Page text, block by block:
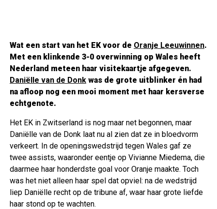
Wat een start van het EK voor de Oranje Leeuwinnen.
Met een klinkende 3-0 overwinning op Wales heeft
Nederland meteen haar visitekaartje afgegeven.
Daniëlle van de Donk was de grote uitblinker én had
na afloop nog een mooi moment met haar kersverse
echtgenote.
Het EK in Zwitserland is nog maar net begonnen, maar
Daniëlle van de Donk laat nu al zien dat ze in bloedvorm
verkeert. In de openingswedstrijd tegen Wales gaf ze
twee assists, waaronder eentje op Vivianne Miedema, die
daarmee haar honderdste goal voor Oranje maakte. Toch
was het niet alleen haar spel dat opviel: na de wedstrijd
liep Daniëlle recht op de tribune af, waar haar grote liefde
haar stond op te wachten.